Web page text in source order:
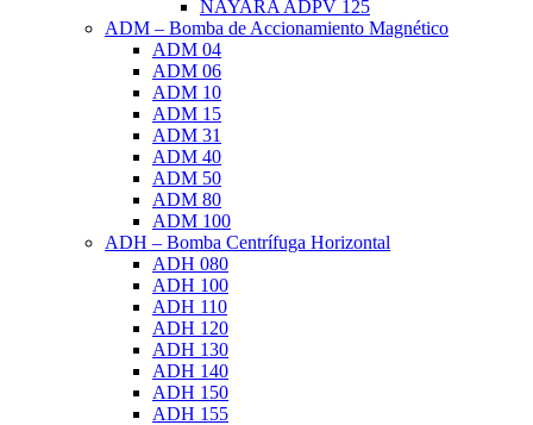
NAYARA ADPV 125
ADM – Bomba de Accionamiento Magnético
ADM 04
ADM 06
ADM 10
ADM 15
ADM 31
ADM 40
ADM 50
ADM 80
ADM 100
ADH – Bomba Centrífuga Horizontal
ADH 080
ADH 100
ADH 110
ADH 120
ADH 130
ADH 140
ADH 150
ADH 155